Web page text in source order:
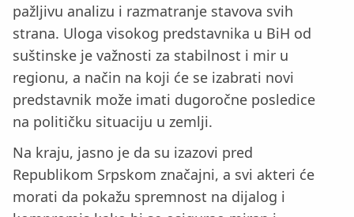
pažljivu analizu i razmatranje stavova svih
strana. Uloga visokog predstavnika u BiH od
suštinske je važnosti za stabilnost i mir u
regionu, a način na koji će se izabrati novi
predstavnik može imati dugoročne posledice
na političku situaciju u zemlji.
Na kraju, jasno je da su izazovi pred
Republikom Srpskom značajni, a svi akteri će
morati da pokažu spremnost na dijalog i